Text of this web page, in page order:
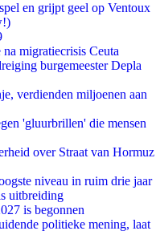
en grijpt geel op Ventoux
migratiecrisis Ceuta
burgemeester Depla
verdienden miljoenen aan
'gluurbrillen' die mensen
over Straat van Hormuz
niveau in ruim drie jaar
uitbreiding
is begonnen
politieke mening, laat